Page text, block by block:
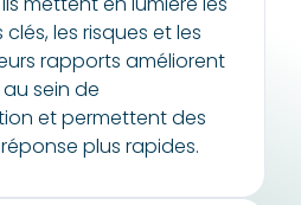
les risques et les
rapports améliorent
sein de
et permettent des
plus rapides.